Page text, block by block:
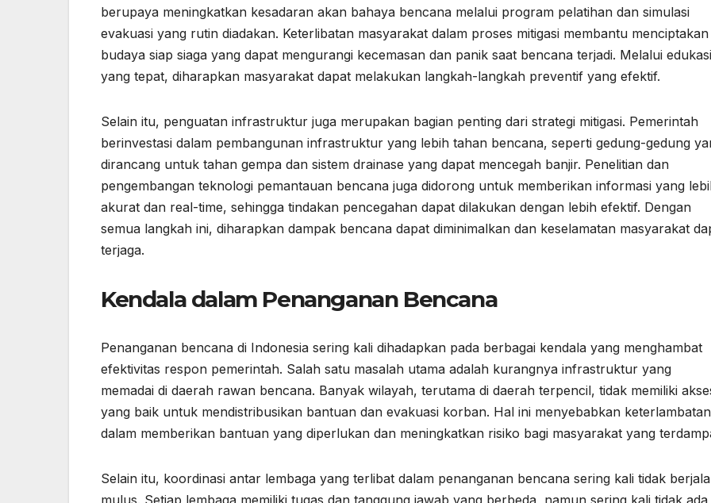
berupaya meningkatkan kesadaran akan bahaya bencana melalui program pelatihan dan simulasi
evakuasi yang rutin diadakan. Keterlibatan masyarakat dalam proses mitigasi membantu menciptakan
budaya siap siaga yang dapat mengurangi kecemasan dan panik saat bencana terjadi. Melalui edukasi
yang tepat, diharapkan masyarakat dapat melakukan langkah-langkah preventif yang efektif.
Selain itu, penguatan infrastruktur juga merupakan bagian penting dari strategi mitigasi. Pemerintah
berinvestasi dalam pembangunan infrastruktur yang lebih tahan bencana, seperti gedung-gedung
dirancang untuk tahan gempa dan sistem drainase yang dapat mencegah banjir. Penelitian dan
pengembangan teknologi pemantauan bencana juga didorong untuk memberikan informasi yang
akurat dan real-time, sehingga tindakan pencegahan dapat dilakukan dengan lebih efektif. Dengan
semua langkah ini, diharapkan dampak bencana dapat diminimalkan dan keselamatan masyarakat
terjaga.
Kendala dalam Penanganan Bencana
Penanganan bencana di Indonesia sering kali dihadapkan pada berbagai kendala yang menghambat
efektivitas respon pemerintah. Salah satu masalah utama adalah kurangnya infrastruktur yang
memadai di daerah rawan bencana. Banyak wilayah, terutama di daerah terpencil, tidak memiliki
yang baik untuk mendistribusikan bantuan dan evakuasi korban. Hal ini menyebabkan keterlambatan
dalam memberikan bantuan yang diperlukan dan meningkatkan risiko bagi masyarakat yang
Selain itu, koordinasi antar lembaga yang terlibat dalam penanganan bencana sering kali tidak